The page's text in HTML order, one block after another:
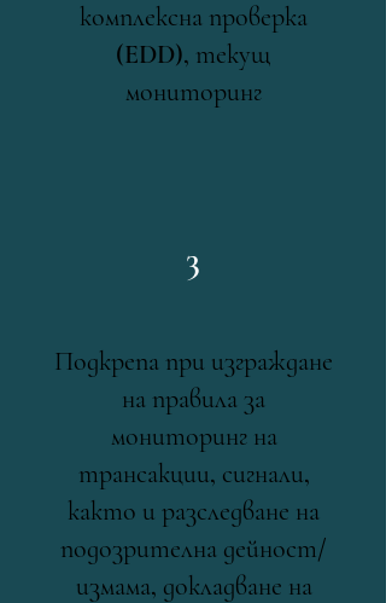
комплексна проверка
(EDD), текущ
мониторинг
3
Подкрепа при изграждане
на правила за
мониторинг на
трансакции, сигнали,
както и разследване на
подозрителна дейност/
измама, докладване на